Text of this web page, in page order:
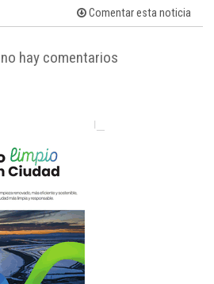
Comentar esta noticia
hay comentarios